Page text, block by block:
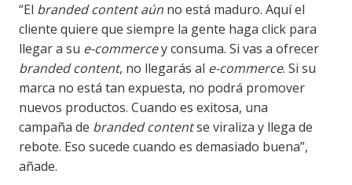
“El branded content aún no está maduro. Aquí el
cliente quiere que siempre la gente haga click para
llegar a su e-commercey consuma. Si vas a ofrecer
branded content, no llegarás al e-commerce. Si su
marca no está tan expuesta, no podrá promover
nuevos productos. Cuando es exitosa, una
campaña de branded contentse viraliza y llega de
rebote. Eso sucede cuando es demasiado buena”,
añade.